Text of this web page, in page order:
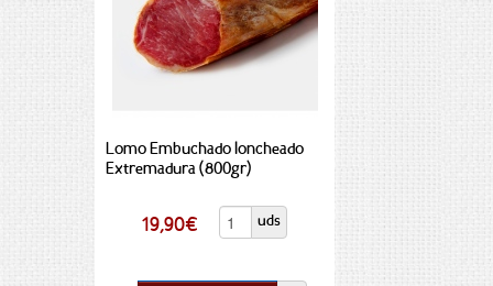
Lomo Embuchado loncheado
Extremadura (800gr)
19,90€ uds